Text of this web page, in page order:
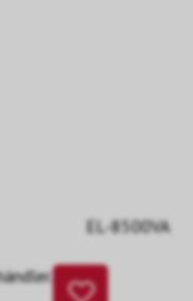
EL-8500VA